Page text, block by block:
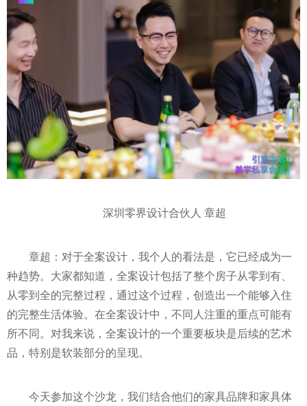
深圳零界设计合伙人 章超
章超：对于全案设计，我个人的看法是，它已经成为一
种趋势。大家都知道，全案设计包括了整个房子从零到有、
从零到全的完整过程，通过这个过程，创造出一个能够入住
的完整生活体验。在全案设计中，不同人注重的重点可能有
所不同。对我来说，全案设计的一个重要板块是后续的艺术
品，特别是软装部分的呈现。
今天参加这个沙龙，我们结合他们的家具品牌和家具体